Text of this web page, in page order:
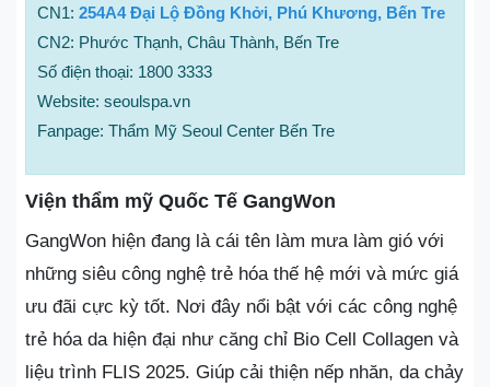
CN1: 254A4 Đại Lộ Đồng Khởi, Phú Khương, Bến Tre
CN2: Phước Thạnh, Châu Thành, Bến Tre
Số điện thoại: 1800 3333
Website: seoulspa.vn
Fanpage: Thẩm Mỹ Seoul Center Bến Tre
Viện thẩm mỹ Quốc Tế GangWon
GangWon hiện đang là cái tên làm mưa làm gió với
những siêu công nghệ trẻ hóa thế hệ mới và mức giá
ưu đãi cực kỳ tốt. Nơi đây nổi bật với các công nghệ
trẻ hóa da hiện đại như căng chỉ Bio Cell Collagen và
liệu trình FLIS 2025. Giúp cải thiện nếp nhăn, da chảy